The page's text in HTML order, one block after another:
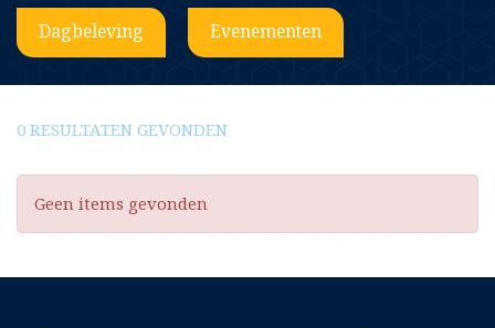
Dagbeleving Evenementen
0 RESULTATEN GEVONDEN
Geen items gevonden